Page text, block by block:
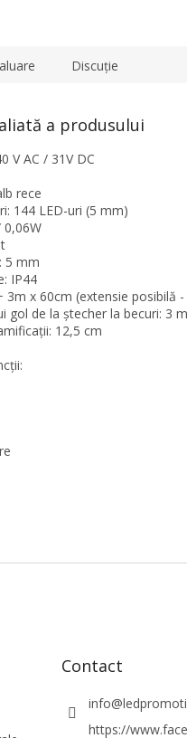
Discuţie
a produsului
V AC / 31V DC
rece
144 LED-uri (5 mm)
0,06W
5 mm
IP44
3m x 60cm (extensie posibilă
gol de la ștecher la becuri: 3 m
12,5 cm
Contact
info@
https://